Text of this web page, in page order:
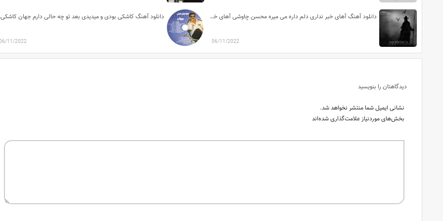
دانلود آهنگ آهای خبر نداری دلم داره می میره محسن چاوشی آهای خبر نداری
06/11/2022
دانلود
11/2022
دیدگاهتان را بنویسید
نشانی ایمیل شما منتشر نخواهد شد.
بخش‌های موردنیاز علامت‌گذاری شده‌اند